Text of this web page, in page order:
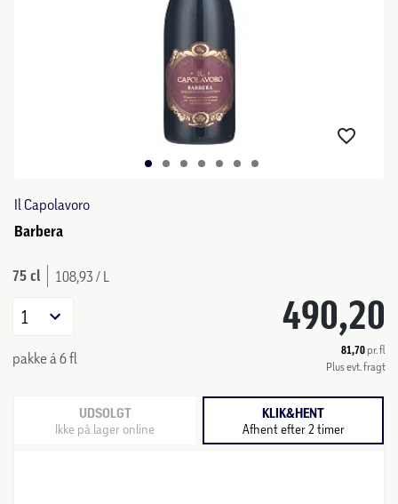
Il Capolavoro
Barbera
75 cl 108,93 / L
490,20
81,70 pr. fl
Plus evt. fragt
1
pakke á 6 fl
UDSOLGT
Ikke på lager online
KLIK&HENT
Afhent efter 2 timer